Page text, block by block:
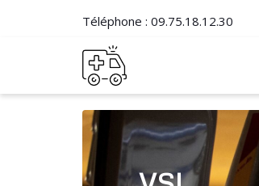
Téléphone : 09.75.18.12.30